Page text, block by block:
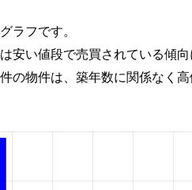
ラフです。
安い値段で売買されている傾
の物件は、築年数に関係なく